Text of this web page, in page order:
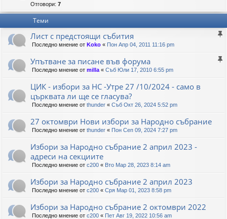
Отговори: 7
Теми
Лист с предстоящи събития
Последно мнение от Koko « Пон Апр 04, 2011 11:16 pm
Упътване за писане във форума
Последно мнение от milla « Съб Юли 17, 2010 6:55 pm
ЦИК - избори за НС -Утре 27 /10/2024 - само в
църквата ли ще се гласува?
Последно мнение от thunder « Съб Окт 26, 2024 5:52 pm
27 октомври Нови избори за Народно събрание
Последно мнение от thunder « Пон Сеп 09, 2024 7:27 pm
Избори за Народно събрание 2 април 2023 -
адреси на секциите
Последно мнение от c200 « Вто Мар 28, 2023 8:14 am
Избори за Народно събрание 2 април 2023
Последно мнение от c200 « Сря Мар 01, 2023 8:58 pm
Избори за Народно събрание 2 октомври 2022
Последно мнение от c200 « Пет Авг 19, 2022 10:56 am